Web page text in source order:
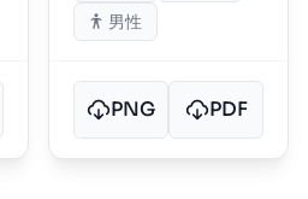
男性
PNG PDF